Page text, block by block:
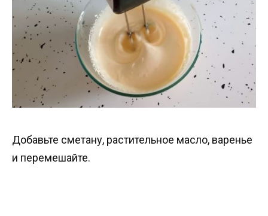
Добавьте сметану, растительное масло, варенье
и перемешайте.